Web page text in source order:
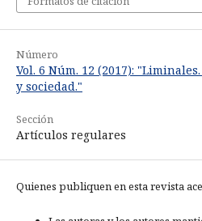
Número
Vol. 6 Núm. 12 (2017):
y sociedad."
Sección
Artículos regulares
Quienes publiquen en esta revista